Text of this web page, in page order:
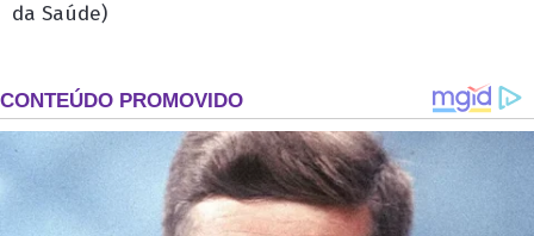
da Saúde)